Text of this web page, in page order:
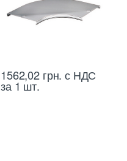
1562,02 грн. с НДС
за 1 шт.